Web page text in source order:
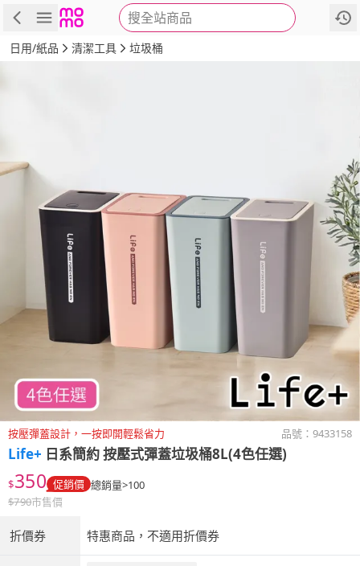
搜全站商品
商品 評價 詳情
日用/紙品 清潔工具 垃圾桶
按壓彈蓋設計，一按即開輕鬆省力 品號： 9433158
Life+ 日系簡約 按壓式彈蓋垃圾桶8L(4色任選)
$350 促銷價 總銷量>100
$790市售價
折價券 特惠商品，不適用折價券